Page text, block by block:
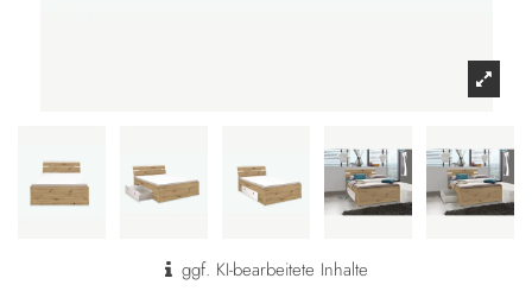
ggf. KI-bearbeitete Inhalte